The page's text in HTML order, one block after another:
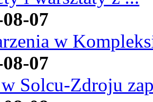
07
w
07
Solcu-Zdroju